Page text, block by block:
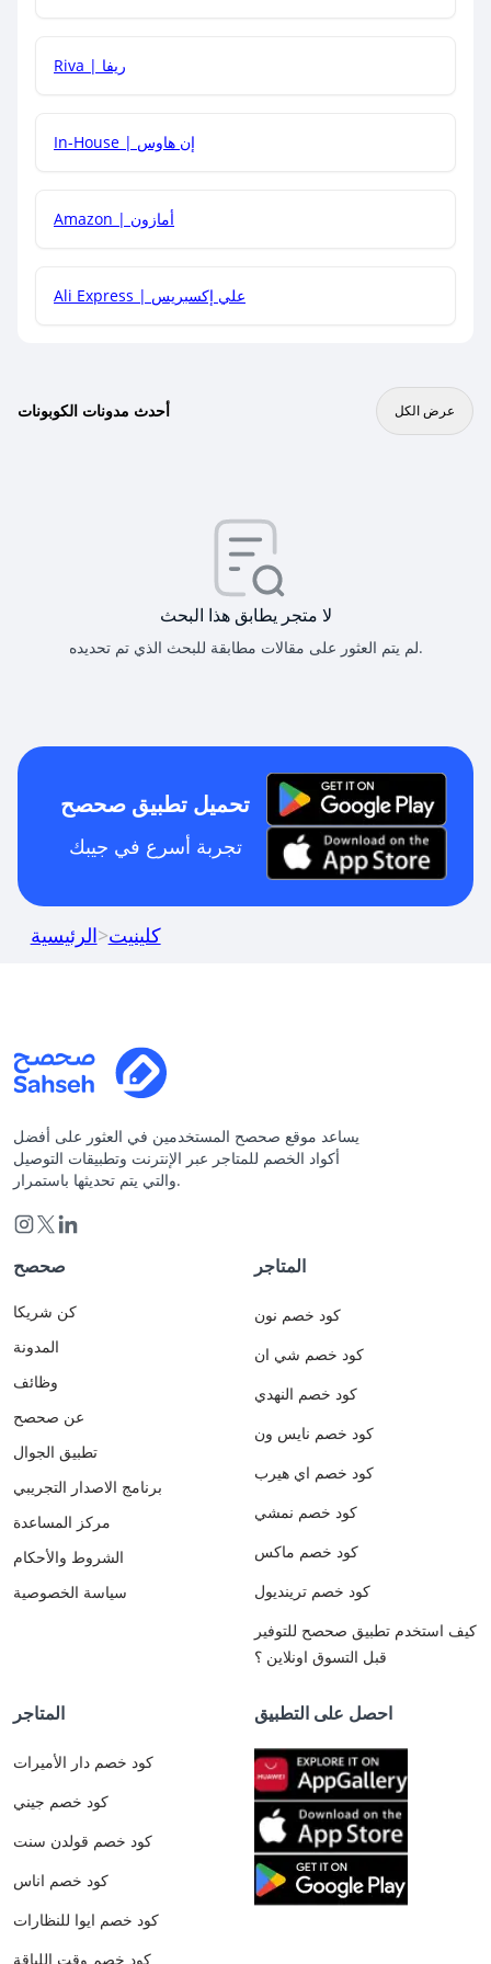
هل يمكنني جمع كود خصم مع العروض الأخرى؟
Riva | ريفا
In-House | إن هاوس
Amazon | أمازون
Ali Express | علي إكسبريس
أحدث مدونات الكوبونات عرض الكل
لا متجر يطابق هذا البحث
لم يتم العثور على مقالات مطابقة للبحث الذي تم تحديده.
تحميل تطبيق صحصح
تجربة أسرع في جيبك
الرئيسية>كلينيت
يساعد موقع صحصح المستخدمين في العثور على أفضل
أكواد الخصم للمتاجر عبر الإنترنت وتطبيقات التوصيل
والتي يتم تحديثها باستمرار.
صحصح
كن شريكا
المدونة
وظائف
عن صحصح
تطبيق الجوال
برنامج الاصدار التجريبي
مركز المساعدة
الشروط والأحكام
سياسة الخصوصية
المتاجر
كود خصم نون
كود خصم شي ان
كود خصم النهدي
كود خصم نايس ون
كود خصم اي هيرب
كود خصم نمشي
كود خصم ماكس
كود خصم ترينديول
كيف استخدم تطبيق صحصح للتوفير
قبل التسوق اونلاين ؟
المتاجر
كود خصم دار الأميرات
كود خصم جيني
كود خصم قولدن سنت
كود خصم اناس
كود خصم ايوا للنظارات
كود خصم وقت اللياقة
احصل على التطبيق